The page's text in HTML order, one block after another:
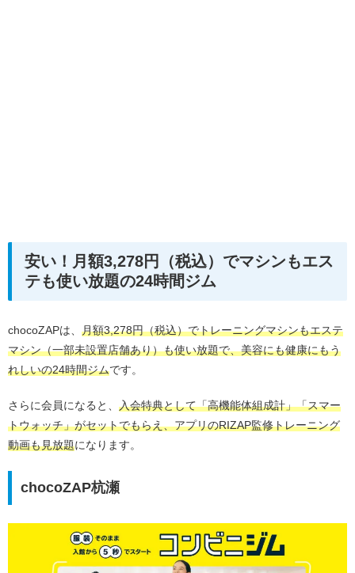
安い！月額3,278円（税込）でマシンもエス
テも使い放題の24時間ジム
chocoZAPは、 月額3,278円（税込）でトレーニングマシンもエステ
マシン（一部未設置店舗あり）も使い放題で、美容にも健康にもう
れしいの24時間ジムです。
さらに会員になると、 入会特典として「高機能体組成計」「スマー
トウォッチ」がセットでもらえ、アプリのRIZAP監修トレーニング
動画も見放題になります。
chocoZAP杭瀬